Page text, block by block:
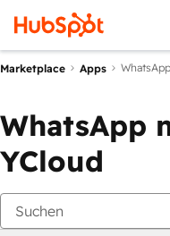
Marketplace Apps
WhatsApp
YCloud